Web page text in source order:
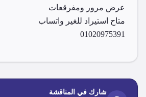
01020975391
شارك في المناقشة